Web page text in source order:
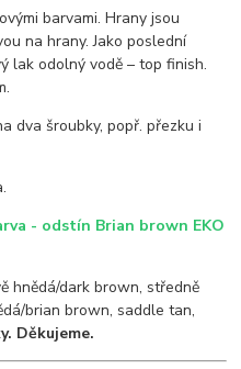
barvami. Hrany jsou
na hrany. Jako poslední
lak odolný vodě – top finish.
dva šroubky, popř. přezku i
- odstín Brian brown EKO
hnědá/dark brown, středně
brian brown, saddle tan,
Děkujeme.